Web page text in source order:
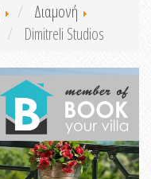
Διαμονή
Dimitreli Studios